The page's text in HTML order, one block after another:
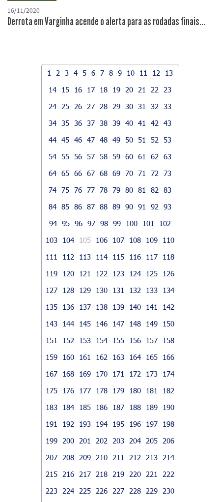
16/11/2020
Derrota em Varginha acende o alerta para as rodadas finais...
1 2 3 4 5 6 7 8 9 10 11 12
13
14
15 16 17 18 19 20 21 22
23
24
25 26 27 28 29 30 31 32
33
34 35 36 37 38 39 40 41 42
43
44 45 46 47 48 49 50 51 52
53
54 55 56 57 58 59 60 61 62
63
64 65 66 67 68 69 70 71 72
73
74 75 76 77 78 79 80 81 82
83
84 85 86 87 88 89 90 91 92
93
94 95 96 97 98 99 100 101
102
103
104 105 106 107 108 109
110
111
112 113 114 115 116 117
118
119
120 121 122 123 124 125
126
127
128 129 130 131 132 133
134
135
136 137 138 139 140 141
142
143
144 145 146 147 148 149
150
151
152 153 154 155 156 157
158
159
160 161 162 163 164 165
166
167
168 169 170 171 172 173
174
175
176 177 178 179 180 181
182
183
184 185 186 187 188 189
190
191
192 193 194 195 196 197
198
199
200 201 202 203 204 205
206
207
208 209 210 211 212 213
214
215
216 217 218 219 220 221
222
223
224 225 226 227 228 229
230